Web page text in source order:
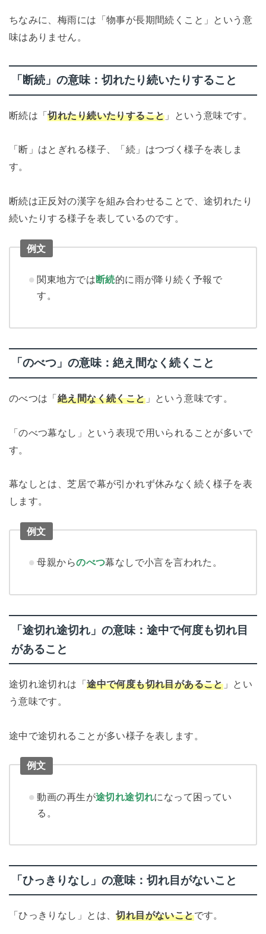
ちなみに、梅雨には「物事が長期間続くこと」という意
味はありません。
「断続」の意味：切れたり続いたりすること
断続は「切れたり続いたりすること 」という意味です。
「断」はとぎれる様子、「続」はつづく様子を表しま
す。
断続は正反対の漢字を組み合わせることで、途切れたり
続いたりする様子を表しているのです。
例文
関東地方では断続的に雨が降り続く予報で
す。
「のべつ」の意味：絶え間なく続くこと
のべつは「絶え間なく続くこと」という意味です。
「のべつ幕なし」という表現で用いられることが多いで
す。
幕なしとは、芝居で幕が引かれず休みなく続く様子を表
します。
例文
母親からのべつ幕なしで小言を言われた。
「途切れ途切れ」の意味：途中で何度も切れ目
があること
途切れ途切れは「途中で何度も切れ目があること」とい
う意味です。
途中で途切れることが多い様子を表します。
例文
動画の再生が途切れ途切れになって困ってい
る。
「ひっきりなし」の意味：切れ目がないこと
「ひっきりなし」とは、切れ目がないことです。